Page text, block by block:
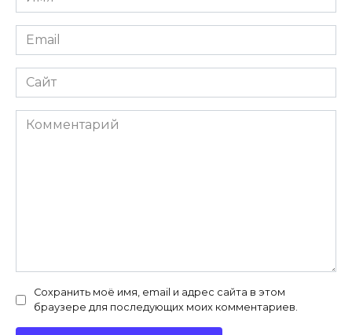
*
Email
*
Сайт
Комментарий
Сохранить моё имя, email и адрес сайта в этом
браузере для последующих моих комментариев.